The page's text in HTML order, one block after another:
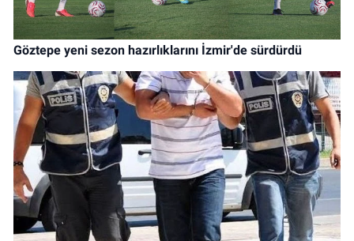
Göztepe yeni sezon hazırlıklarını İzmir'de sürdürdü